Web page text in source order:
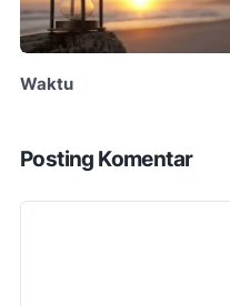
Waktu
Posting Komentar